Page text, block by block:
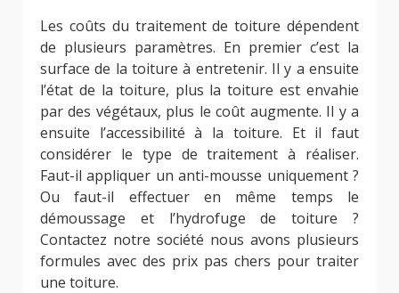
Les coûts du traitement de toiture dépendent
de plusieurs paramètres. En premier c’est la
surface de la toiture à entretenir. Il y a ensuite
l’état de la toiture, plus la toiture est envahie
par des végétaux, plus le coût augmente. Il y a
ensuite l’accessibilité à la toiture. Et il faut
considérer le type de traitement à réaliser.
Faut-il appliquer un anti-mousse uniquement ?
Ou faut-il effectuer en même temps le
démoussage et l’hydrofuge de toiture ?
Contactez notre société nous avons plusieurs
formules avec des prix pas chers pour traiter
une toiture.